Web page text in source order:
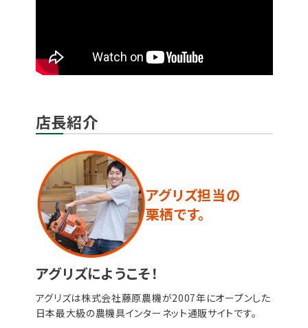
店長紹介
アグリズ担当の
栗栖です。
アグリズにようこそ！
アグリズは株式会社藤原農機が2007年にオープンした
日本最大級の農機具インターネット通販サイトです。